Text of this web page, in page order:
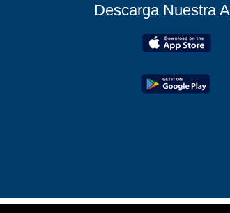
Descarga Nuestra